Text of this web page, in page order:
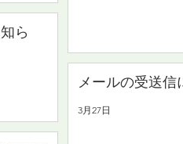
ら
メールの受送信
3月27日